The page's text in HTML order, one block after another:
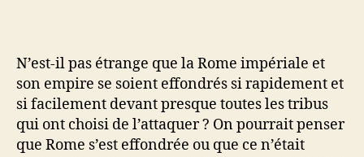
N’est-il pas étrange que la Rome impériale et
son empire se soient effondrés si rapidement et
si facilement devant presque toutes les tribus
qui ont choisi de l’attaquer ? On pourrait penser
que Rome s’est effondrée ou que ce n’était